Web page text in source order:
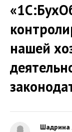
нашей
Шадрина